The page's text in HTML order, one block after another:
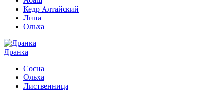
Кедр Алтайский
Липа
Ольха
Дранка
Сосна
Ольха
Лиственница